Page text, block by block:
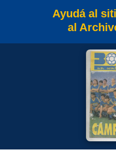
Azteca
Ayudá al
al